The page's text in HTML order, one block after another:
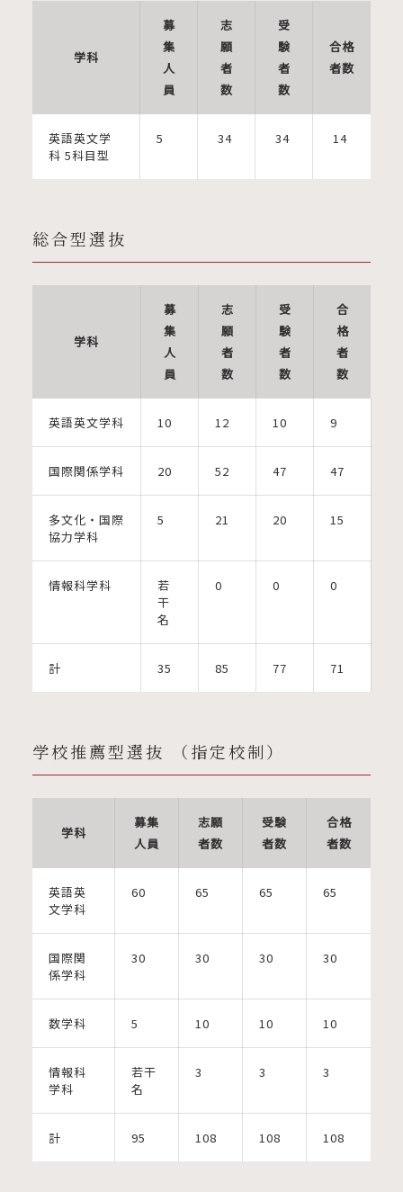
学科
募
集
人
員
志
願
者
数
受
験
者
数
合格
者数
英語英文学
科 5科目型
5 34 34 14
総合型選抜
学科
募
集
人
員
志
願
者
数
受
験
者
数
合
格
者
数
英語英文学科 10 12 10 9
国際関係学科 20 52 47 47
多文化・国際
協力学科
5 21 20 15
情報科学科
若
干
名
0 0 0
計 35 85 77 71
学校推薦型選抜 （指定校制）
学科
募集
人員
志願
者数
受験
者数
合格
者数
英語英
文学科
60 65 65 65
国際関
係学科
30 30 30 30
数学科 5 10 10 10
情報科
学科
若干
名
3 3 3
計 95 108 108 108